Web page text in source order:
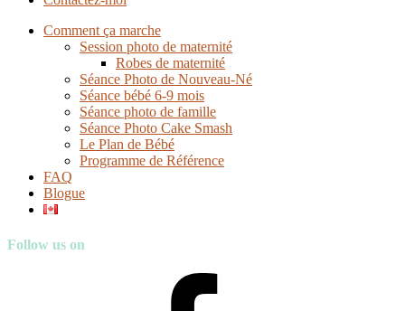
Comment ça marche
Session photo de maternité
Robes de maternité
Séance Photo de Nouveau-Né
Séance bébé 6-9 mois
Séance photo de famille
Séance Photo Cake Smash
Le Plan de Bébé
Programme de Référence
FAQ
Blogue
Follow us on